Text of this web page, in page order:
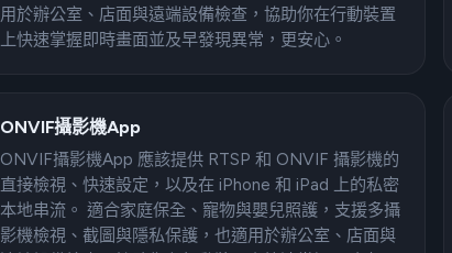
用於辦公室、店面與遠端設備檢查，協助你在行動裝置
上快速掌握即時畫面並及早發現異常，更安心。
ONVIF攝影機App
ONVIF攝影機App 應該提供 RTSP 和 ONVIF 攝影機的
直接檢視、快速設定，以及在 iPhone 和 iPad 上的私密
本地串流。 適合家庭保全、寵物與嬰兒照護，支援多攝
影機檢視、截圖與隱私保護，也適用於辦公室、店面與